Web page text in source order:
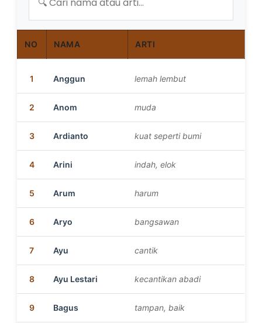
NO NAMA ARTI
1 Anggun lemah lembut
2 Anom muda
3 Ardianto kuat seperti bumi
4 Arini indah, elok
5 Arum harum
6 Aryo bangsawan
7 Ayu cantik
8 Ayu Lestari kecantikan abadi
9 Bagus tampan, baik